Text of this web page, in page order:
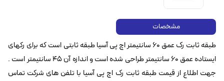
مشخصات
طبقه ثابت رک عمق ۶۰ سانتیمتر اچ پی آسیا طبقه ثابتی است که برای رکهای
ایستاده عمق ۶۰ سانتیمتر طراحی شده است و اندازه آن ۴۵ سانتیمتر است .
جهت اطلاع از قیمت طبقه ثابت رک اچ پی آسیا با تلفن های شرکت تماس